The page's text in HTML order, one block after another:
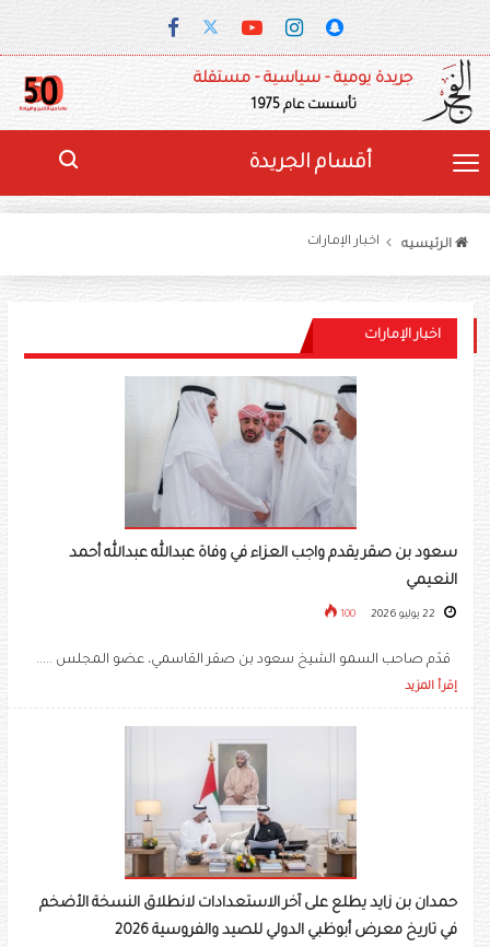
جريدة يومية - سياسية - مستقلة
تأسست عام 1975
أقسام الجريدة
الرئيسيه اخبار الإمارات
اخبار الإمارات
سعود بن صقر يقدم واجب العزاء في وفاة عبدالله عبدالله أحمد
النعيمي
100
قدّم صاحب السمو الشيخ سعود بن صقر القاسمي، عضو المجلس .....
إقرأ المزيد
حمدان بن زايد يطلع على آخر الاستعدادات لانطلاق النسخة الأضخم
في تاريخ معرض أبوظبي الدولي للصيد والفروسية 2026